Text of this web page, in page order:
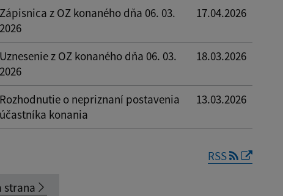
Zápisnica z OZ konaného dňa 06. 03.
2026
17.04.2026
Uznesenie z OZ konaného dňa 06. 03.
2026
18.03.2026
Rozhodnutie o nepriznaní postavenia
účastníka konania
13.03.2026
RSS
strana